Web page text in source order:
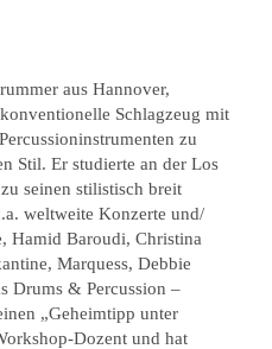
aus Hannover,
Schlagzeug mit
zu
Stil. Er studierte an der Los
seinen stilistisch breit
weltweite Konzerte und/
Hamid Baroudi, Christina
Marquess, Debbie
Drums & Percussion –
„Geheimtipp unter
Dozent und hat